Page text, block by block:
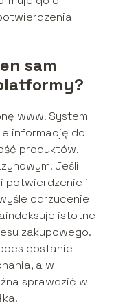
sam
www. System
informację do
produktów,
Jeśli
potwierdzenie i
odrzucenie
istotne
zakupowego.
dostanie
a w
sprawdzić w